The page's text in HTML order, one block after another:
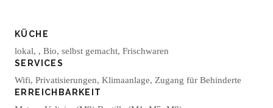
KÜCHE
lokal, , Bio, selbst gemacht, Frischwaren
SERVICES
Wifi, Privatisierungen, Klimaanlage, Zugang für Behinderte
ERREICHBARKEIT